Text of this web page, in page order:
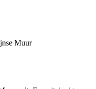
Muur